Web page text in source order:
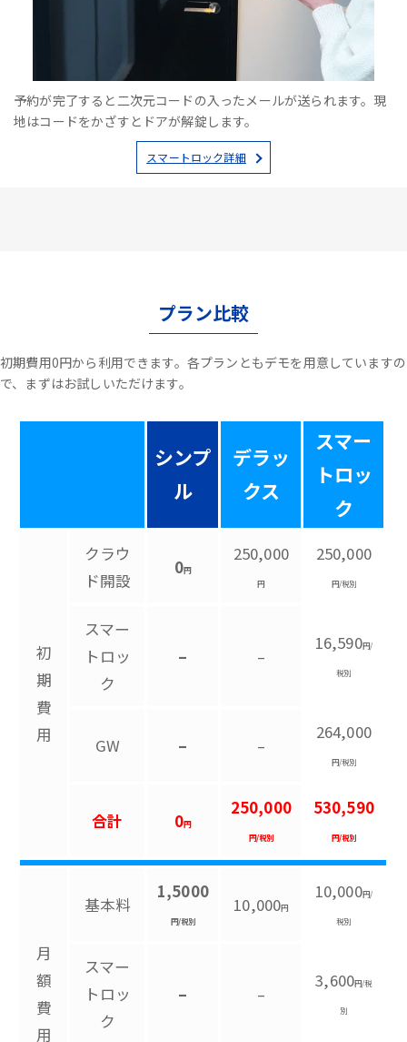
予約が完了すると二次元コードの入ったメールが送られます。現
地はコードをかざすとドアが解錠します。
スマートロック詳細
プラン比較
初期費用0円から利用できます。各プランともデモを用意していますの
で、まずはお試しいただけます。
シンプ
ル
デラッ
クス
スマー
トロッ
ク
初
期
費
用
クラウ
ド開設
0円
250,000
円
250,000
円/税別
スマー
トロッ
ク
– –
16,590円/
税別
GW – –
264,000
円/税別
合計 0円
250,000
円/税別
530,590
円/税別
月
額
費
用
基本料
1,5000
円/税別
10,000円
10,000円/
税別
スマー
トロッ
ク
– –
3,600円/税
別